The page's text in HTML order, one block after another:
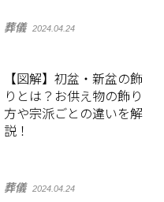
葬儀 2024.04.24
【図解】初盆・新盆の飾
りとは？お供え物の飾り
方や宗派ごとの違いを解
説！
葬儀 2024.04.24